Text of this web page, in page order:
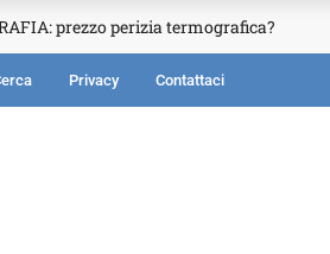
prezzo perizia termografica?
Privacy Contattaci